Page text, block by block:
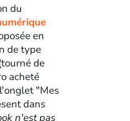
du
en
de type
de
acheté
"Mes
dans
n'est pas